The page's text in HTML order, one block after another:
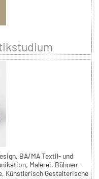
BA/MA Textil- und
Malerei, Bühnen-
Künstlerisch Gestalterische